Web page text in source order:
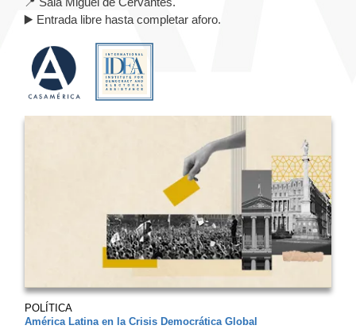
▶️ Entrada libre hasta completar aforo.
POLÍTICA
América Latina en la Crisis Democrática Global